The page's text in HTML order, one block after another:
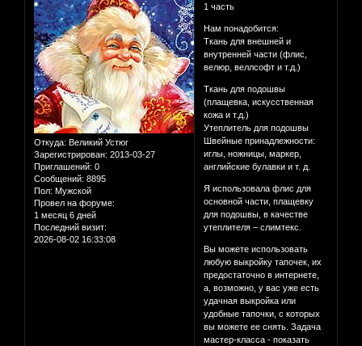
Откуда: Великий Устюг
Зарегистрирован: 2013-03-27
Приглашений: 0
Сообщений: 8895
Пол: Мужской
Провел на форуме:
1 месяц 6 дней
Последний визит:
2026-08-02 16:33:08
1 часть
Нам понадобится:
Ткань для внешней и
внутренней части (флис,
велюр, веллсофт и т.д.)
Ткань для подошвы
(плащевка, искусственная
кожа и т.д.)
Утеплитель для подошвы
Швейные принадлежности:
иглы, ножницы, маркер,
английские булавки и т. д.
Я использовала флис для
основной части, плащевку
для подошвы, в качестве
утеплителя – слимтекс.
Вы можете использовать
любую выкройку тапочек, их
предостаточно в интернете,
а, возможно, у вас уже есть
удачная выкройка или
удобные тапочки, с которых
вы можете ее снять. Задача
мастер-класса - показать